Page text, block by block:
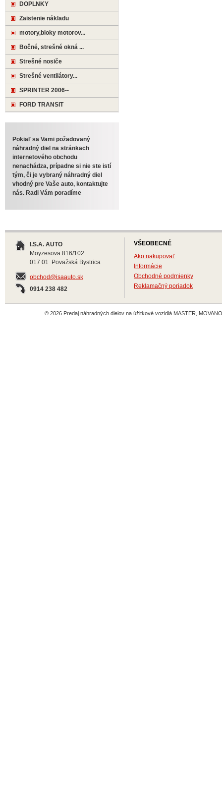
DOPLNKY
Zaistenie nákladu
motory,bloky motorov...
Bočné, strešné okná ...
Strešné nosiče
Strešné ventilátory...
SPRINTER 2006--
FORD TRANSIT
Pokiaľ sa Vami požadovaný
náhradný diel na stránkach
internetového obchodu
nenachádza, prípadne si nie ste istí
tým, či je vybraný náhradný diel
vhodný pre Vaše auto, kontaktujte
nás. Radi Vám poradíme
I.S.A. AUTO
Moyzesova 816/102
017 01 Považská Bystrica
obchod@isaauto.sk
0914 238 482
VŠEOBECNÉ
Ako nakupovať
Informácie
Obchodné podmienky
Reklamačný poriadok
© 2026 Predaj náhradných dielov na úžitkové vozidlá MASTER,